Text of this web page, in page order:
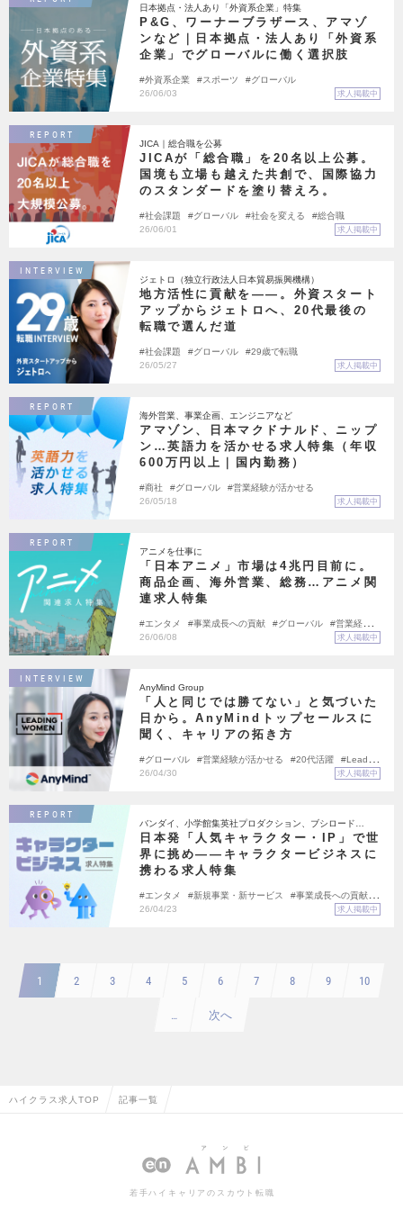
日本拠点・法人あり「外資系企業」特集
P&G、ワーナーブラザース、アマゾ
ンなど｜日本拠点・法人あり「外資系
企業」でグローバルに働く選択肢
外資系企業 スポーツ
グローバル
26/06/03
求人掲載中
REPORT
JICA｜総合職を公募
JICAが「総合職」を20名以上公募。
国境も立場も越えた共創で、国際協力
のスタンダードを塗り替えろ。
社会課題 グローバル 社会を変える
総合職
26/06/01
求人掲載中
INTERVIEW
ジェトロ（独立行政法人日本貿易振興機構）
地方活性に貢献を――。外資スタート
アップからジェトロへ、20代最後の
転職で選んだ道
社会課題 グローバル
29歳で転職
26/05/27
求人掲載中
REPORT
海外営業、事業企画、エンジニアなど
アマゾン、日本マクドナルド、ニップ
ン…英語力を活かせる求人特集（年収
600万円以上｜国内勤務）
商社 グローバル
営業経験が活かせる
26/05/18
求人掲載中
REPORT
アニメを仕事に
「日本アニメ」市場は4兆円目前に。
商品企画、海外営業、総務…アニメ関
連求人特集
エンタメ 事業成長への貢献 グローバル
営業経験が
活かせる
26/06/08 求人掲載中
INTERVIEW
AnyMind Group
「人と同じでは勝てない」と気づいた
日から。AnyMindトップセールスに
聞く、キャリアの拓き方
グローバル 営業経験が活かせる 20代活躍
Leadin
g Women
26/04/30 求人掲載中
REPORT
バンダイ、小学館集英社プロダクション、ブシロード…
日本発「人気キャラクター・IP」で世
界に挑め――キャラクタービジネスに
携わる求人特集
エンタメ 新規事業・新サービス
事業成長への貢献
グローバル
26/04/23 求人掲載中
1 2 3 4 5 6 7 8 9 10
… 次へ
ハイクラス求人TOP 記事一覧
若手ハイキャリアのスカウト転職